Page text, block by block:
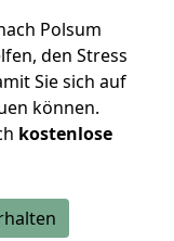
Polsum
den Stress
Sie sich auf
können.
kostenlose